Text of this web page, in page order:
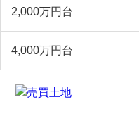
2,000万円台
4,000万円台